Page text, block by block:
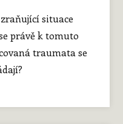
situace
právě k tomuto
traumata se